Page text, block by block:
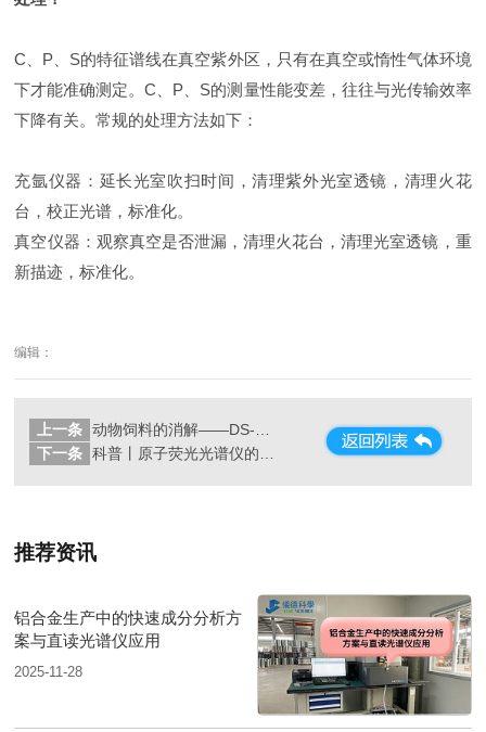
C、P、S的特征谱线在真空紫外区，只有在真空或惰性气体环境
下才能准确测定。C、P、S的测量性能变差，往往与光传输效率
下降有关。常规的处理方法如下：
充氩仪器：延长光室吹扫时间，清理紫外光室透镜，清理火花
台，校正光谱，标准化。
真空仪器：观察真空是否泄漏，清理火花台，清理光室透镜，重
新描迹，标准化。
编辑：
上一条
下一条
推荐资讯
铝合金生产中的快速成分分析方
案与直读光谱仪应用
2025-11-28